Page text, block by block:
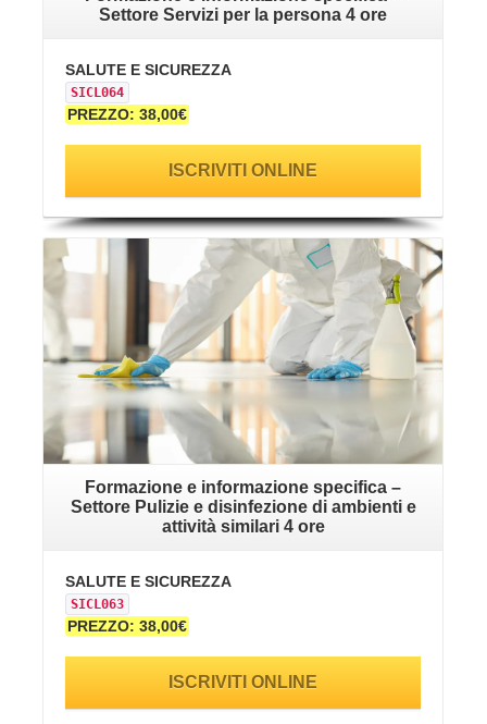
Settore Servizi per la persona 4 ore
SALUTE E SICUREZZA
SICL064
PREZZO: 38,00€
ISCRIVITI ONLINE
VAI ALLA SCHEDA
Formazione e informazione specifica –
Settore Pulizie e disinfezione di ambienti e
attività similari 4 ore
SALUTE E SICUREZZA
SICL063
PREZZO: 38,00€
ISCRIVITI ONLINE